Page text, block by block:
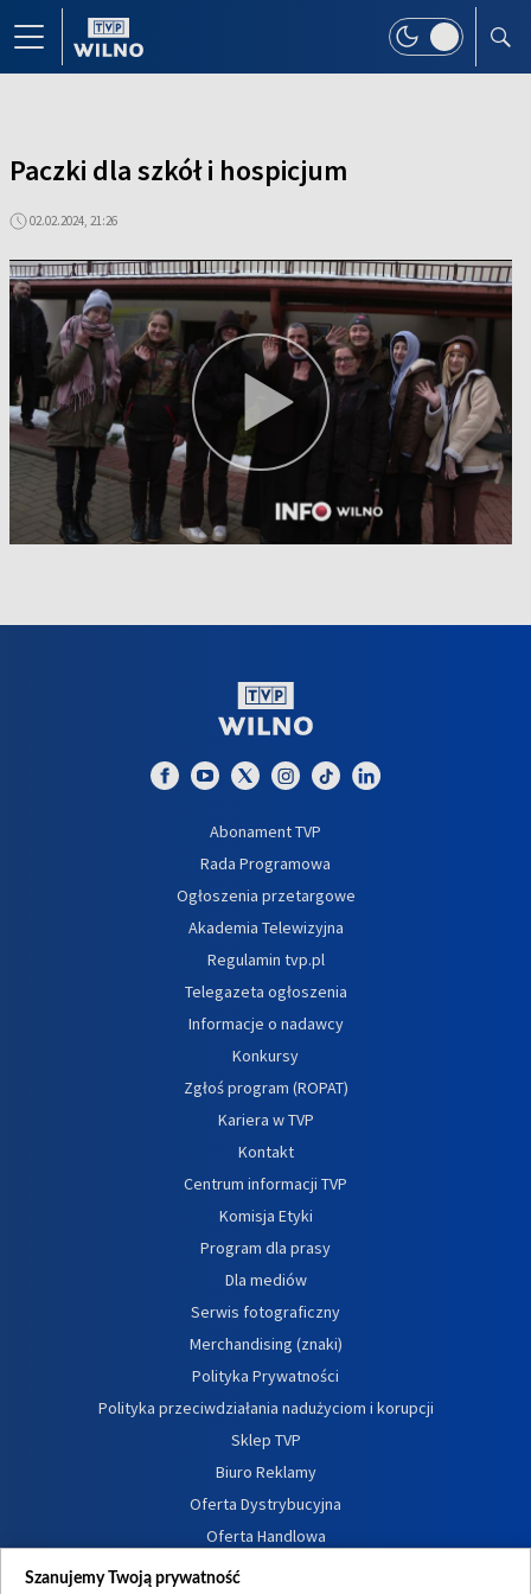
Paczki dla szkół i hospicjum
02.02.2024, 21:26
Abonament TVP
Rada Programowa
Ogłoszenia przetargowe
Akademia Telewizyjna
Regulamin tvp.pl
Telegazeta ogłoszenia
Informacje o nadawcy
Konkursy
Zgłoś program (ROPAT)
Kariera w TVP
Kontakt
Centrum informacji TVP
Komisja Etyki
Program dla prasy
Dla mediów
Serwis fotograficzny
Merchandising (znaki)
Polityka Prywatności
Polityka przeciwdziałania nadużyciom i korupcji
Sklep TVP
Biuro Reklamy
Oferta Dystrybucyjna
Oferta Handlowa
Dostępność
Szanujemy Twoją prywatność